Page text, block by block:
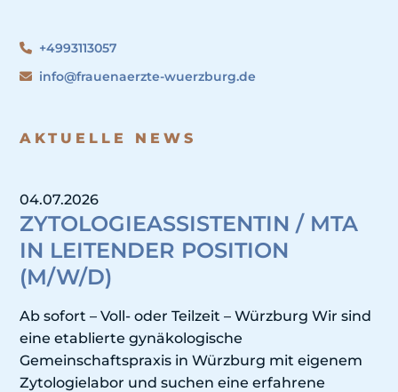
+4993113057
info@frauenaerzte-wuerzburg.de
AKTUELLE NEWS
04.07.2026
ZYTOLOGIEASSISTENTIN / MTA
IN LEITENDER POSITION
(M/W/D)
Ab sofort – Voll- oder Teilzeit – Würzburg Wir sind
eine etablierte gynäkologische
Gemeinschaftspraxis in Würzburg mit eigenem
Zytologielabor und suchen eine erfahrene